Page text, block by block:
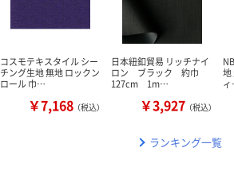
コスモテキスタイル シー
チング生地 無地 ロックン
ロール 巾…
￥7,168 （税込）
日本紐釦貿易 リッチナイ
ロン ブラック 約巾
127cm 1m…
￥3,927 （税込）
地
ランキング一覧